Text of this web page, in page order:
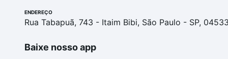
ENDEREÇO
Rua Tabapuã, 743 - Itaim Bibi, São Paulo - SP,
Baixe nosso app